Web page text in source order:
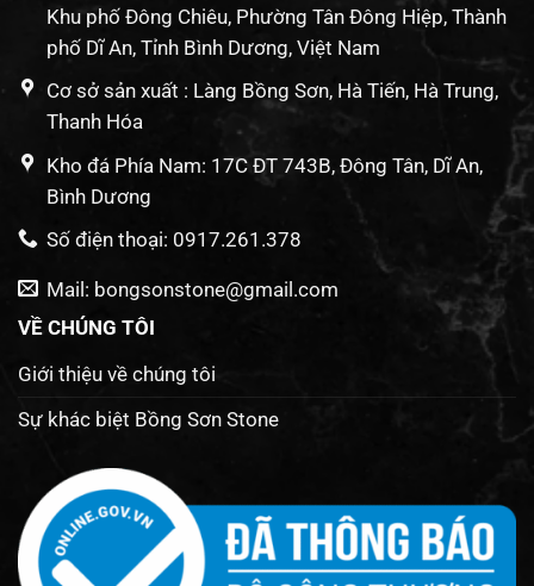
Khu phố Đông Chiêu, Phường Tân Đông Hiệp, Thành
phố Dĩ An, Tỉnh Bình Dương, Việt Nam
Cơ sở sản xuất : Làng Bồng Sơn, Hà Tiến, Hà Trung,
Thanh Hóa
Kho đá Phía Nam: 17C ĐT 743B, Đông Tân, Dĩ An,
Bình Dương
Số điện thoại: 0917.261.378
Mail: bongsonstone@gmail.com
VỀ CHÚNG TÔI
Giới thiệu về chúng tôi
Sự khác biệt Bồng Sơn Stone